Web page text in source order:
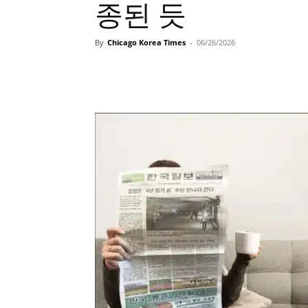
종된 듯
By Chicago Korea Times - 06/26/2026